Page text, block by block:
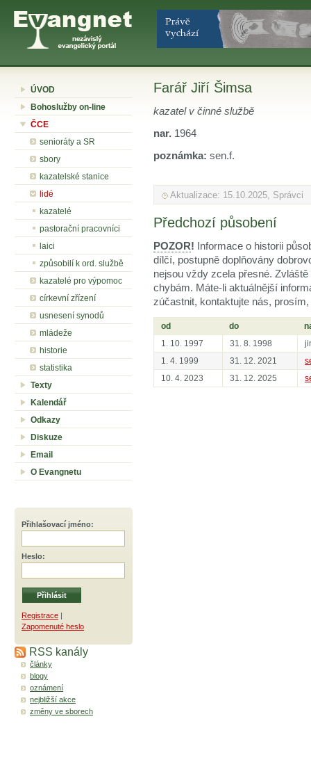
ÚVOD
Bohoslužby on-line
ČCE
senioráty a SR
sbory
kazatelské stanice
lidé
kazatelé
pastorační pracovníci
laici
způsobilí k ord. službě
kazatelé pro výpomoc
církevní zřízení
usnesení synodů
mládeže
historie
statistika
Texty
Kalendář
Odkazy
Diskuze
Email
O Evangnetu
Přihlašovací jméno:
Heslo:
Registrace |
Zapomenuté heslo
RSS kanály
články
blogy
oznámení
nejbližší akce
změny ve sborech
Farář Jiří Šimsa
kazatel v činné službě
nar. 1964
poznámka: sen.f.
Aktualizace: 15.10.2025, Správci
Předchozí působení
POZOR! Informace o historii
dílčí, postupně doplňovány
nejsou vždy zcela přesné.
chybám. Máte-li aktuálnější
zúčastnit, kontaktujte nás,
od do
1. 10. 1997
31. 8. 1998
1. 4. 1999
31. 12. 2021
10. 4. 2023
31. 12. 2025